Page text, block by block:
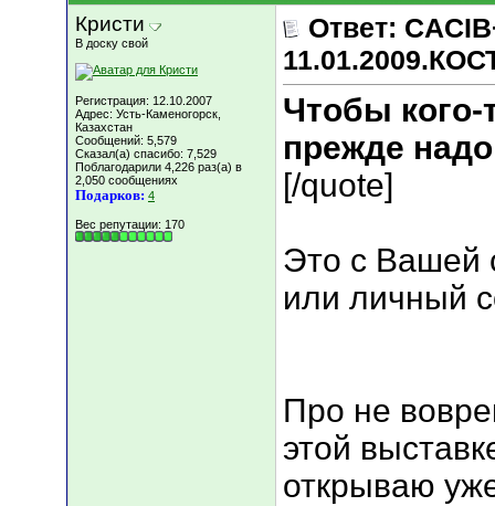
Кристи
В доску свой
Регистрация: 12.10.2007
Адрес: Усть-Каменогорск,
Казахстан
Сообщений: 5,579
Сказал(а) спасибо: 7,529
Поблагодарили 4,226 раз(а) в
2,050 сообщениях
Подарков: 4
Вес репутации: 170
Ответ:
Чтобы кого-
прежде
[/quote]
Это с Вашей
или личный
Про не
этой
открываю